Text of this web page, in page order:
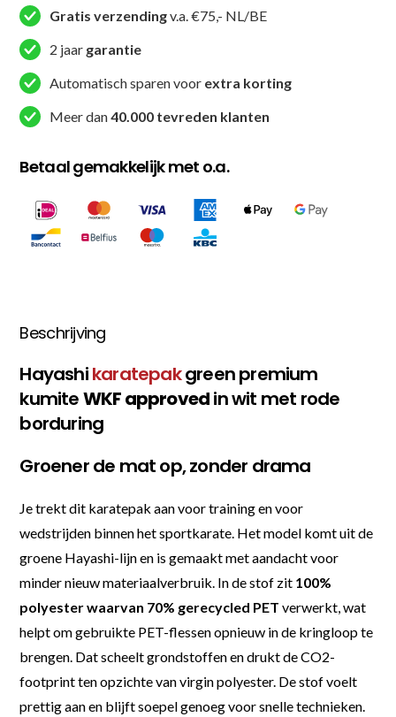
WKF
Approved
-
Wit
Rood
Gratis verzendingv.a. €75,- NL/BE
2 jaar garantie
Automatisch sparen voor extra korting
Meer dan40.000 tevreden klanten
Betaal gemakkelijk met o.a.
Beschrijving
Hayashikaratepakgreen premium
kumiteWKF approvedin wit met rode
borduring
Groener de mat op, zonder drama
Je trekt dit karatepak aan voor training en voor
wedstrijden binnen het sportkarate. Het model komt uit de
groene Hayashi-lijn en is gemaakt met aandacht voor
minder nieuw materiaalverbruik. In de stof zit 100%
polyester waarvan 70% gerecycled PET verwerkt, wat
helpt om gebruikte PET-flessen opnieuw in de kringloop te
brengen. Dat scheelt grondstoffen en drukt de CO2-
footprint ten opzichte van virgin polyester. De stof voelt
prettig aan en blijft soepel genoeg voor snelle technieken.